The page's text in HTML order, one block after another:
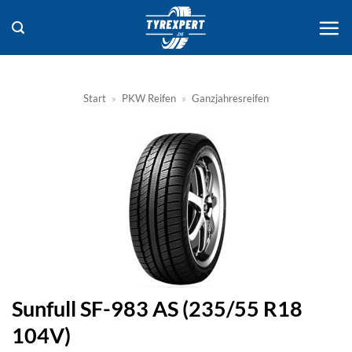
Inhalt
springen
Start » PKW Reifen » Ganzjahresreifen
Sunfull SF-983 AS (235/55 R18
104V)